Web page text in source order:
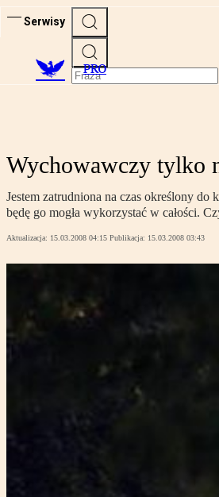
Serwisy
PRO
Wychowawczy tylko
Jestem zatrudniona na czas określony
będę go mogła wykorzystać w całości.
Aktualizacja: 15.03.2008 04:15 Publikacja: 15.03.2008 03:43